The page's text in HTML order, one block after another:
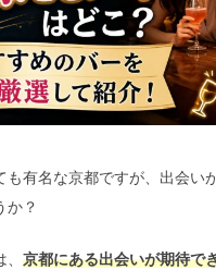
も有名な京都ですが、出会い
か？
京都にある出会いが期待で